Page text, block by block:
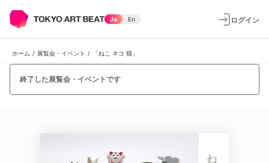
Ja En ログイン
ホーム / 展覧会・イベント / 「ねこ ネコ 猫」
終了した展覧会・イベントです